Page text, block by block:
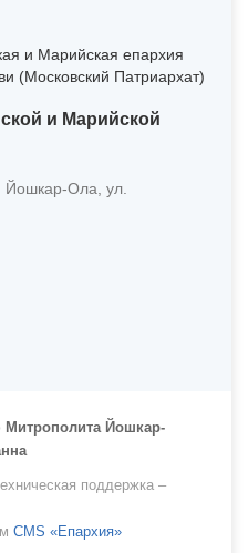
и Марийская епархия
(Московский Патриархат)
и Марийской
Йошкар-Ола, ул.
Митрополита Йошкар-
поддержка –
CMS «Епархия»